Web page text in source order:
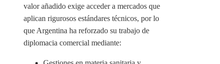
valor añadido exige acceder a mercados que
aplican rigurosos estándares técnicos, por lo
que Argentina ha reforzado su trabajo de
diplomacia comercial mediante: